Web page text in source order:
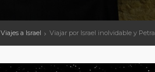
Viajes a Israel Viajar por Israel inolvidable y Petra